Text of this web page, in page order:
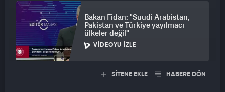
Bakan Fidan: "Suudi Arabistan,
Pakistan ve Türkiye yayılmacı
ülkeler değil"
VIDEOYU İZLE
SİTENE EKLE HABERE DÖN